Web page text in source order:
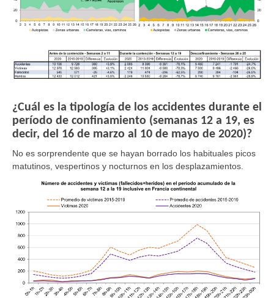
¿Cuál es la tipología de los accidentes durante el
período de confinamiento (semanas 12 a 19, es
decir, del 16 de marzo al 10 de mayo de 2020)?
No es sorprendente que se hayan borrado los habituales picos
matutinos, vespertinos y nocturnos en los desplazamientos.